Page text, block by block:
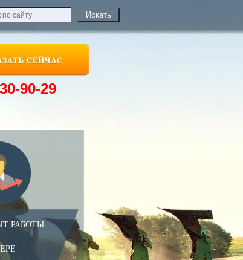
РАБОТЫ
90-29